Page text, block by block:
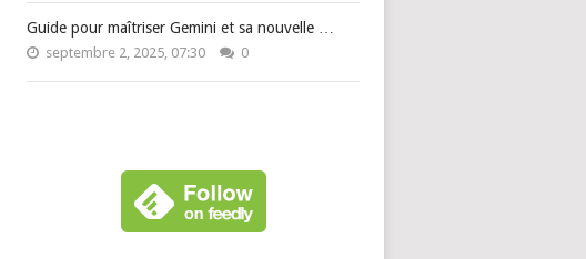
Guide pour maîtriser Gemini et sa nouvelle …
septembre 2, 2025, 07:30 0